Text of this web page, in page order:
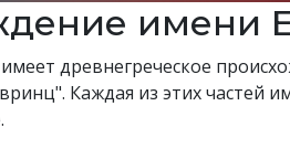
имени
древнегреческое
Каждая из этих частей